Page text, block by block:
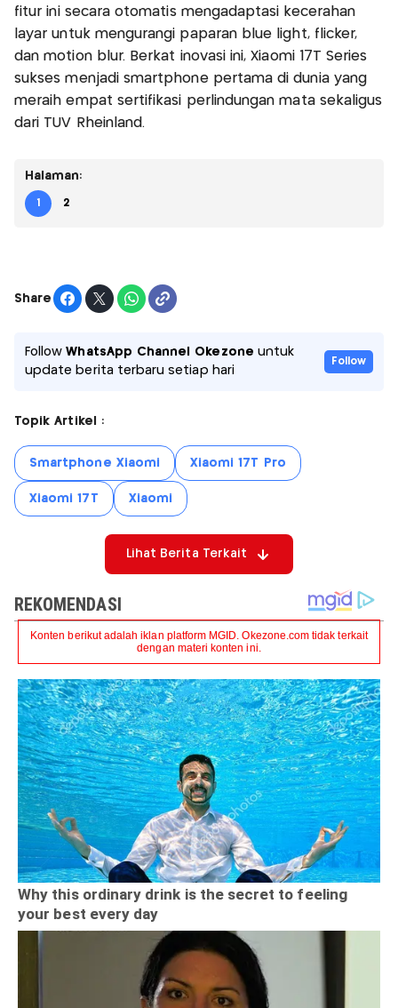
fitur ini secara otomatis mengadaptasi kecerahan
layar untuk mengurangi paparan blue light, flicker,
dan motion blur. Berkat inovasi ini, Xiaomi 17T Series
sukses menjadi smartphone pertama di dunia yang
meraih empat sertifikasi perlindungan mata sekaligus
dari TÜV Rheinland.
Halaman:
1 2
Share
FollowWhatsApp Channel Okezone untuk
update berita terbaru setiap hari
Follow
Topik Artikel :
Smartphone Xiaomi Xiaomi 17T Pro
Xiaomi 17T Xiaomi
Lihat Berita Terkait